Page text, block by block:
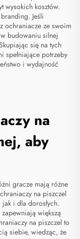
wysokich kosztów.
Jeśli
ochraniacze ze swoim
budowaniu silnej
się na tych
spełniające potrzeby
i wydajność
na
aby
gracze mają różne
na piszczel
i dla dorosłych.
większą
na piszczel to
siebie, wiedząc, że